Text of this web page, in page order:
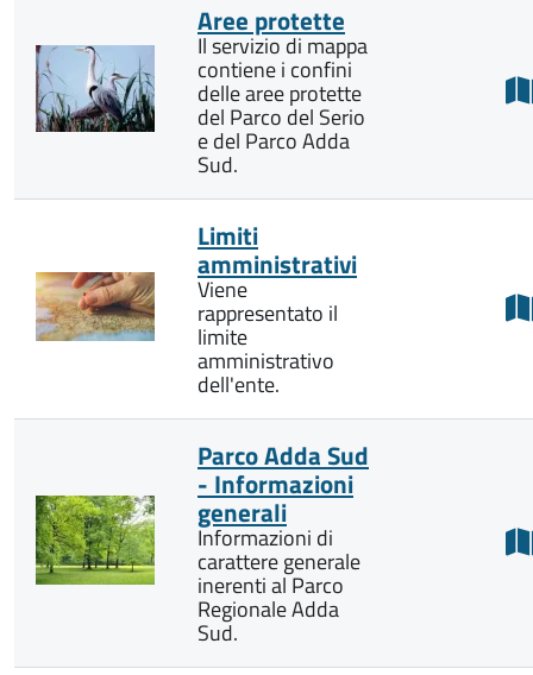
Aree protette
Il servizio di mappa
contiene i confini
delle aree protette
del Parco del Serio
e del Parco Adda
Sud.
Limiti
amministrativi
Viene
rappresentato il
limite
amministrativo
dell'ente.
Parco Adda Sud
- Informazioni
generali
Informazioni di
carattere generale
inerenti al Parco
Regionale Adda
Sud.